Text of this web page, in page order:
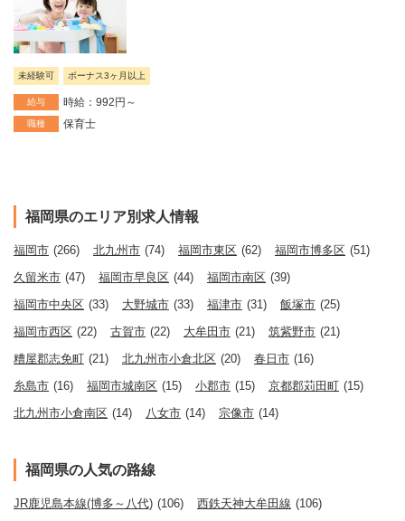
未経験可 ボーナス3ヶ月以上
給与 時給：992円～
職種 保育士
福岡県のエリア別求人情報
福岡市 (266) 北九州市 (74) 福岡市東区 (62) 福岡市博多区 (51)
久留米市 (47) 福岡市早良区 (44) 福岡市南区 (39)
福岡市中央区 (33) 大野城市 (33) 福津市 (31) 飯塚市 (25)
福岡市西区 (22) 古賀市 (22) 大牟田市 (21) 筑紫野市 (21)
糟屋郡志免町 (21) 北九州市小倉北区 (20) 春日市 (16)
糸島市 (16) 福岡市城南区 (15) 小郡市 (15) 京都郡苅田町 (15)
北九州市小倉南区 (14) 八女市 (14) 宗像市 (14)
福岡県の人気の路線
JR鹿児島本線(博多～八代) (106) 西鉄天神大牟田線 (106)